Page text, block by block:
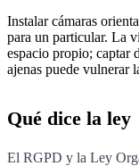
Instalar cámaras
para un particular. La
espacio propio; captar
ajenas puede vulnerar
Qué dice la ley
El RGPD y la Ley